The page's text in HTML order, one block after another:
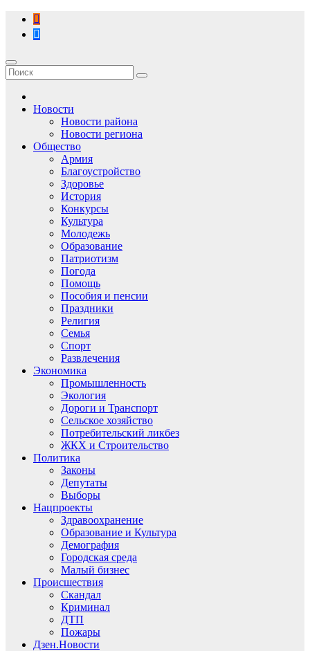
Перейти
содержимому
Новости
Новости района
Новости региона
Общество
Армия
Благоустройство
Здоровье
История
Конкурсы
Культура
Молодежь
Образование
Патриотизм
Погода
Помощь
Пособия и пенсии
Праздники
Религия
Семья
Спорт
Развлечения
Экономика
Промышленность
Экология
Дороги и Транспорт
Сельское хозяйство
Потребительский ликбез
ЖКХ и Строительство
Политика
Законы
Депутаты
Выборы
Нацпроекты
Здравоохранение
Образование и Культура
Демография
Городская среда
Малый бизнес
Происшествия
Скандал
Криминал
ДТП
Пожары
Дзен.Новости